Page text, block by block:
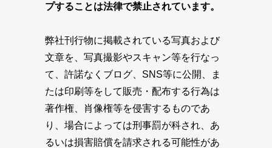
プすることは法律で禁止されています。
弊社刊行物に掲載されている写真および
文章を、写真撮影やスキャン等を行なっ
て、許諾なくブログ、SNS等に公開、ま
たは印刷等をして販売・配布する行為は
著作権、肖像権等を侵害するものであ
り、場合によっては刑事罰が科され、あ
るいは損害賠償を請求される可能性があ